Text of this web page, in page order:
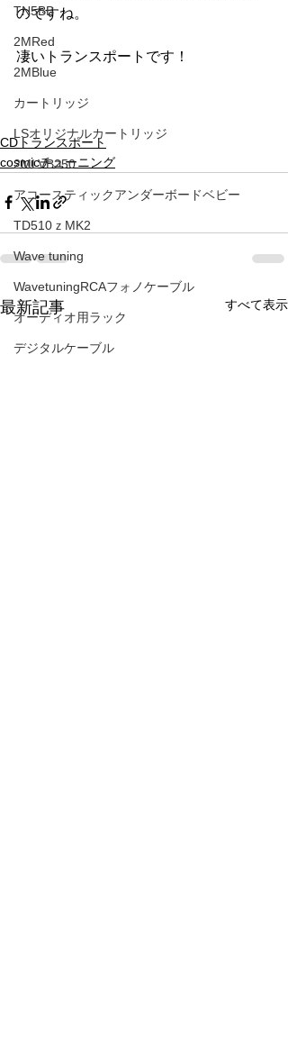
TN5BB
2MRed
2MBlue
カートリッジ
LSオリジナルカートリッジ
2MLVB250
アコースティックアンダーボードベビー
TD510ｚMK2
Wave tuning
WavetuningRCAフォノケーブル
オーディオ用ラック
デジタルケーブル
のですね。
凄いトランスポートです！
CDトランスポート
cosmicチューニング
最新記事 すべて表示